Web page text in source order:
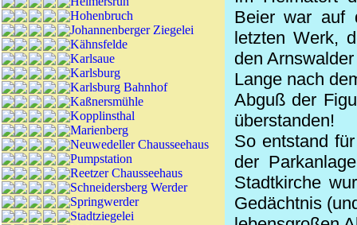
Hohenbruch
Johannenberger Ziegelei
Kähnsfelde
Karlsaue
Karlsburg
Karlsburg Bahnhof
Kaßnersmühle
Kopplinsthal
Marienberg
Neuwedeller Chausseehaus
Pumpstation
Reetzer Chausseehaus
Schneidersberg Werder
Springwerder
Stadtziegelei
Beier war auf
letzten Werk,
den
Lange nach
Abgußder
überstanden!
So entstand
der
Stadtkirche
Gedächtnis